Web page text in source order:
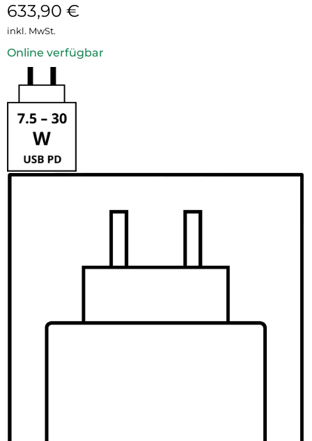
633,90 €
inkl. MwSt.
Online verfügbar